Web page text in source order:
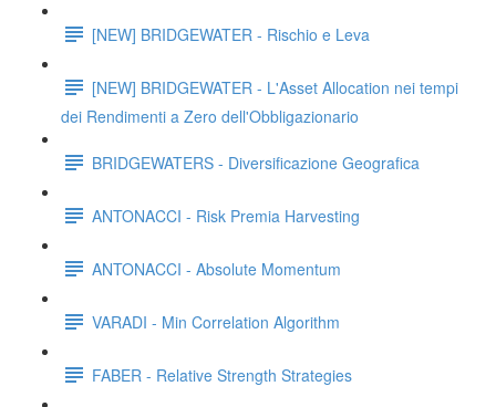
[NEW] BRIDGEWATER - Rischio e Leva
[NEW] BRIDGEWATER - L'Asset Allocation nei tempi
dei Rendimenti a Zero dell'Obbligazionario
BRIDGEWATERS - Diversificazione Geografica
ANTONACCI - Risk Premia Harvesting
ANTONACCI - Absolute Momentum
VARADI - Min Correlation Algorithm
FABER - Relative Strength Strategies